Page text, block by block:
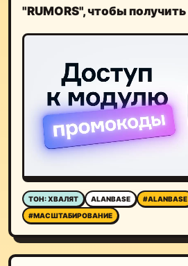
"RUMORS", чтобы
ТОН: ХВАЛЯТ ALANBASE #ALANBASE
#МАСШТАБИРОВАНИЕ